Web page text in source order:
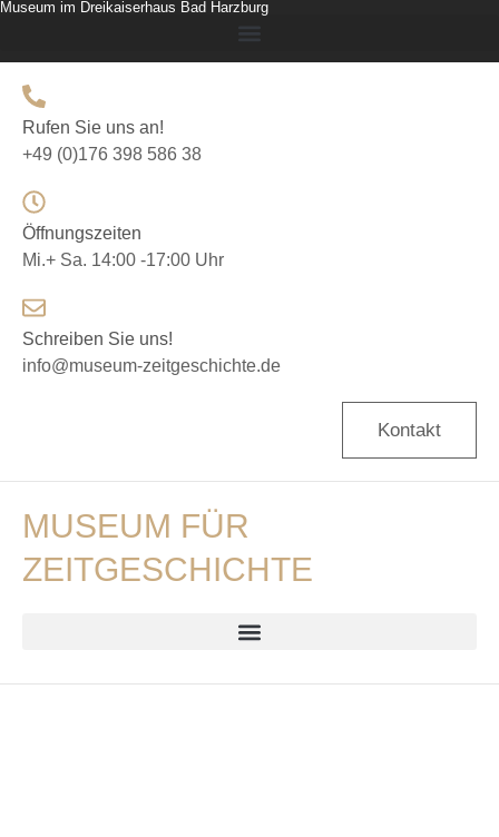
Museum im Dreikaiserhaus Bad Harzburg
Rufen Sie uns an!
+49 (0)176 398 586 38
Öffnungszeiten
Mi.+ Sa. 14:00 -17:00 Uhr
Schreiben Sie uns!
info@museum-zeitgeschichte.de
Kontakt
MUSEUM FÜR
ZEITGESCHICHTE